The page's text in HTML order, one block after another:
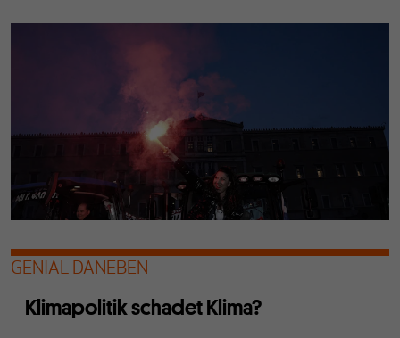
GENIAL DANEBEN
Klimapolitik schadet Klima?